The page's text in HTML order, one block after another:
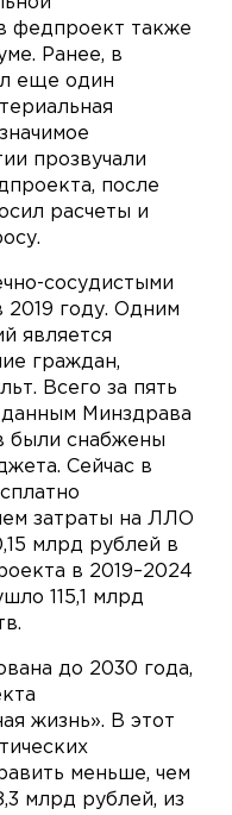
федпроект также
Ранее, в
еще один
прозвучали
после
расчеты и
сосудистыми
2019 году. Одним
является
граждан,
Всего за пять
Минздрава
были снабжены
Сейчас в
затраты на ЛЛО
млрд рублей в
в 2019–2024
115,1 млрд
до 2030 года,
жизнь». В этот
меньше, чем
млрд рублей, из